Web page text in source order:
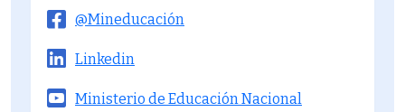
@Mineducación
Ministerio de Educación Nacional
Linkedin